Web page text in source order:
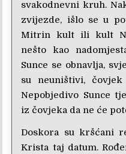
svakodnevni kruh.
zvijezde, išlo se u
Mitrin kult ili kult
nešto kao
Sunce se obnavlja,
su neuništivi,
Nepobjedivo Sunce
iz čovjeka da ne će
Doskora su kršćani
Krista taj datum.